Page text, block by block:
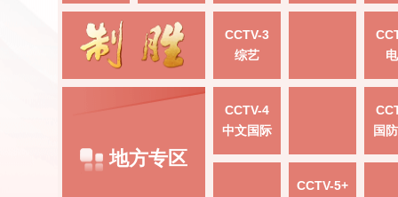
CCTV-3
综艺
地方专区
CCTV-4
中文国际
国
CCTV-5+